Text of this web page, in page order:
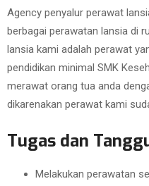
Agency penyalur perawat
berbagai perawatan lansia di
lansia kami adalah perawat
pendidikan minimal SMK
merawat orang tua anda
dikarenakan perawat kami
Tugas dan
Melakukan perawatan